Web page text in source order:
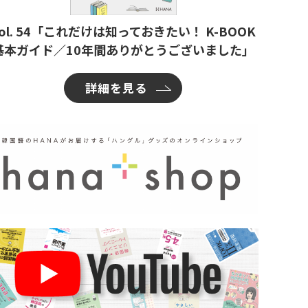
54「これだけは知っておきたい！ K-BOOK
本ガイド／10年間ありがとうございました」
詳細を見る